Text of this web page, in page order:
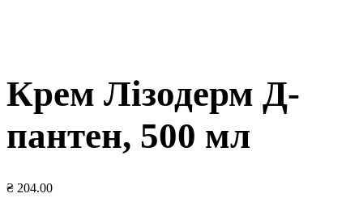
Крем Лізодерм Д-
пантен, 500 мл
₴ 204.00